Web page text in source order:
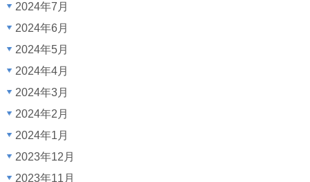
2024年7月
2024年6月
2024年5月
2024年4月
2024年3月
2024年2月
2024年1月
2023年12月
2023年11月